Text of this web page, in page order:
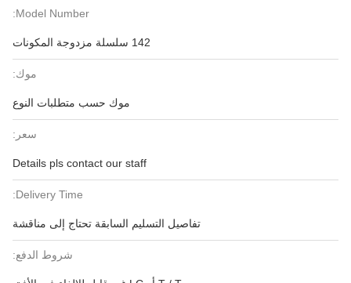
Model Number:
142 سلسلة مزدوجة المكونات
موك:
موك حسب متطلبات النوع
سعر:
Details pls contact our staff
Delivery Time:
تفاصيل التسليم السابقة تحتاج إلى مناقشة
شروط الدفع: